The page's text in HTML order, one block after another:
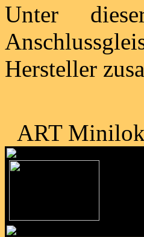
Unter
Hersteller
ART Minilok